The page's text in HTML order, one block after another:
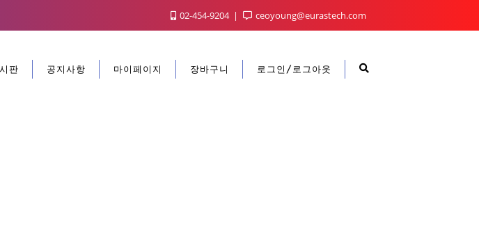
02-454-9204 ceoyoung@eurastech.com
판 공지사항 마이페이지 장바구니 로그인/로그아웃